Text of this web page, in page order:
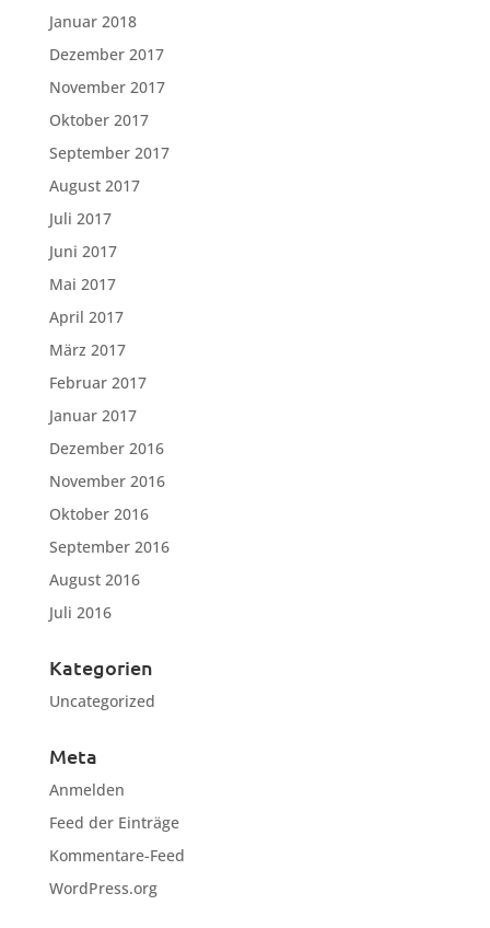
Januar 2018
Dezember 2017
November 2017
Oktober 2017
September 2017
August 2017
Juli 2017
Juni 2017
Mai 2017
April 2017
März 2017
Februar 2017
Januar 2017
Dezember 2016
November 2016
Oktober 2016
September 2016
August 2016
Juli 2016
Kategorien
Uncategorized
Meta
Anmelden
Feed der Einträge
Kommentare-Feed
WordPress.org